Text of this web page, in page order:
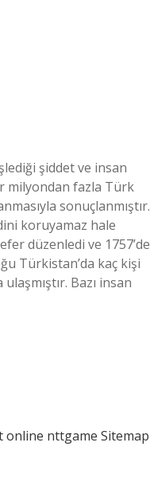
şiddet ve insan
milyondan fazla Türk
sonuçlanmıştır.
koruyamaz hale
düzenledi ve 1757’de
Türkistan’da kaç kişi
Bazı insan
online nttgame Sitemap